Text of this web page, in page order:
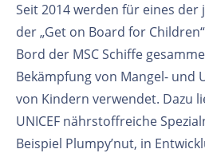
Seit 2014 werden für eines
der „Get on Board for
Bord der MSC Schiffe
Bekämpfung von Mangel- und
von Kindern verwendet. Dazu
UNICEF nährstoffreiche
Beispiel Plumpy’nut, in